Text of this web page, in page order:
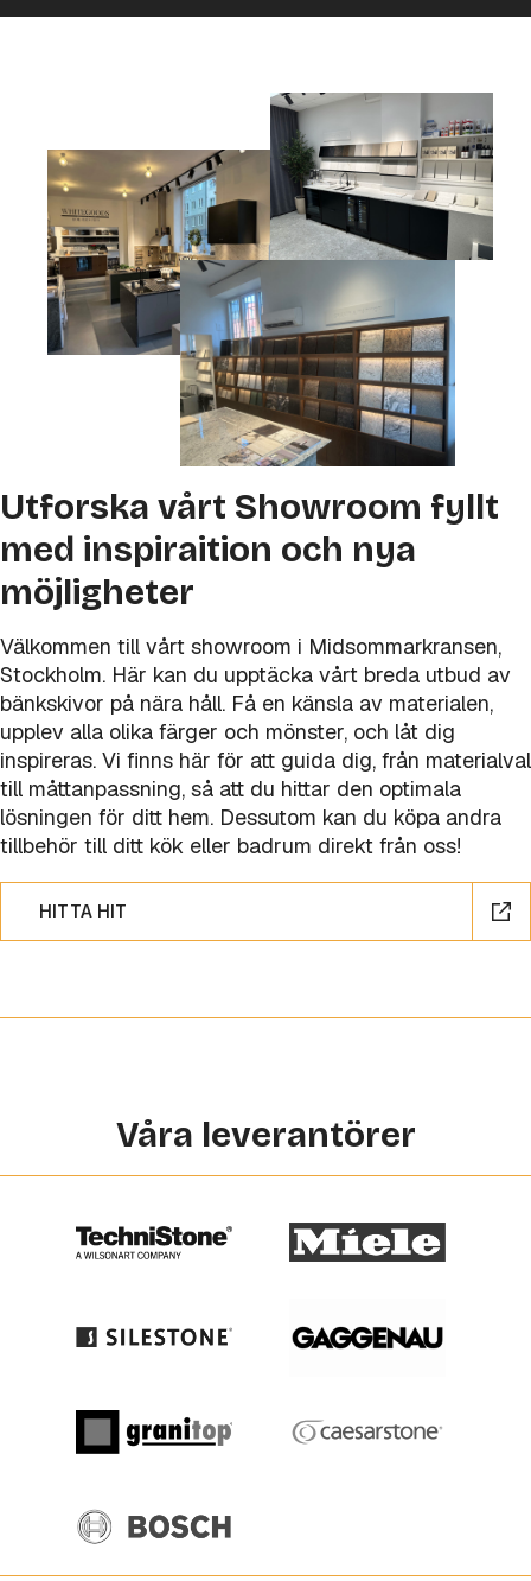
Utforska vårt Showroom fyllt
med inspiraition och nya
möjligheter
Välkommen till vårt showroom i Midsommarkransen,
Stockholm. Här kan du upptäcka vårt breda utbud av
bänkskivor på nära håll. Få en känsla av materialen,
upplev alla olika färger och mönster, och låt dig
inspireras. Vi finns här för att guida dig, från materialval
till måttanpassning, så att du hittar den optimala
lösningen för ditt hem. Dessutom kan du köpa andra
tillbehör till ditt kök eller badrum direkt från oss!
HITTA HIT
Våra leverantörer